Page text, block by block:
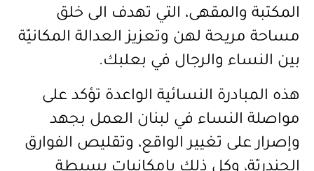
المكتبة والمقهى، التي تهدف الى خلق
مساحة مريحة لهن وتعزيز العدالة المكانيّة
بين النساء والرجال في بعلبك.
هذه المبادرة النسائية الواعدة تؤكد على
مواصلة النساء في لبنان العمل بجهد
وإصرار على تغيير الواقع، وتقليص الفوارق